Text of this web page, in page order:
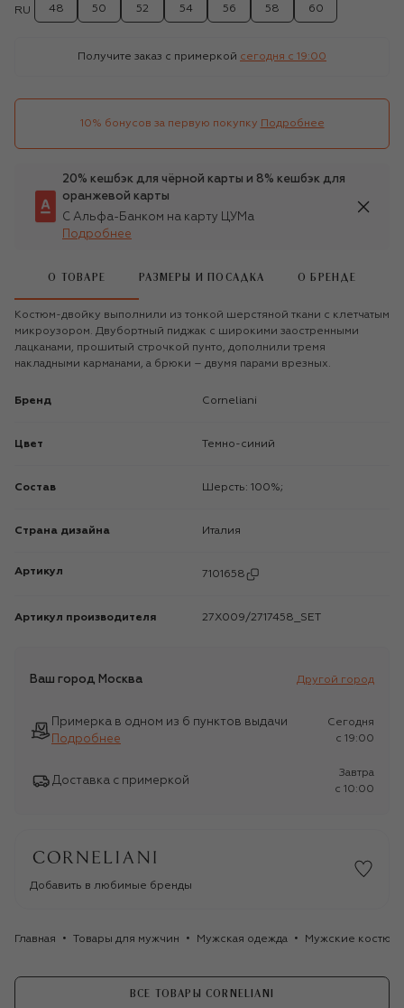
RU 48 50 52 54 56 58 60
Получите заказ с примеркой сегодня c 19:00
10% бонусов за первую покупку Подробнее
20% кешбэк для чёрной карты и 8% кешбэк для
оранжевой карты
С Альфа-Банком на карту ЦУМа
Подробнее
О ТОВАРЕ РАЗМЕРЫ И ПОСАДКА О БРЕНДЕ
Костюм-двойку выполнили из тонкой шерстяной ткани с клетчатым
микроузором. Двубортный пиджак с широкими заостренными
лацканами, прошитый строчкой пунто, дополнили тремя
накладными карманами, а брюки – двумя парами врезных.
Бренд Corneliani
Цвет Темно-синий
Состав Шерсть: 100%;
Страна дизайна Италия
Артикул 7101658
Артикул производителя 27X009/2717458_SET
Ваш город Москва Другой город
Примерка в одном из 6 пунктов выдачи
Подробнее
Сегодня
c 19:00
Доставка с примеркой
Завтра
c 10:00
Добавить в любимые бренды
Главная Товары для мужчин Мужская одежда Мужские
ВСЕ ТОВАРЫ CORNELIANI